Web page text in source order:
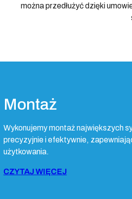
można przedłużyć dzięki
Montaż
Wykonujemy montaż największych
precyzyjnie i efektywnie,
użytkowania.
CZYTAJ WIĘCEJ